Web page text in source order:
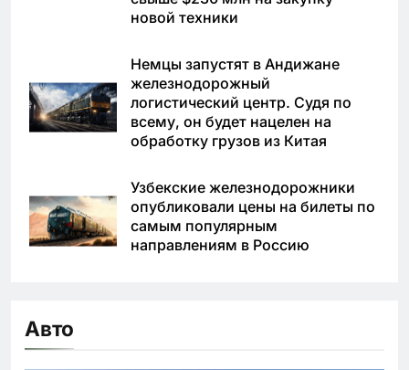
новой техники
Немцы запустят в Андижане
железнодорожный
логистический центр. Судя по
всему, он будет нацелен на
обработку грузов из Китая
Узбекские железнодорожники
опубликовали цены на билеты по
самым популярным
направлениям в Россию
Авто